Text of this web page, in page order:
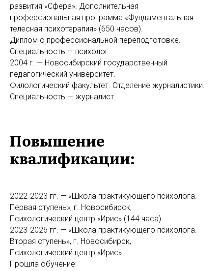
развития «Сфера». Дополнительная
профессиональная программа «Фундаментальная
телесная психотерапия» (650 часов).
Диплом о профессиональной переподготовке.
Специальность — психолог.
2004 г. — Новосибирский государственный
педагогический университет.
Филологический факультет. Отделение журналистики.
Специальность — журналист.
Повышение
квалификации:
2022-2023 гг. — «Школа практикующего психолога.
Первая ступень», г. Новосибирск,
Психологический центр «Ирис» (144 часа)
2023-2026 гг. — «Школа практикующего психолога.
Вторая ступень», г. Новосибирск,
Психологический центр «Ирис».
Прошла обучение: